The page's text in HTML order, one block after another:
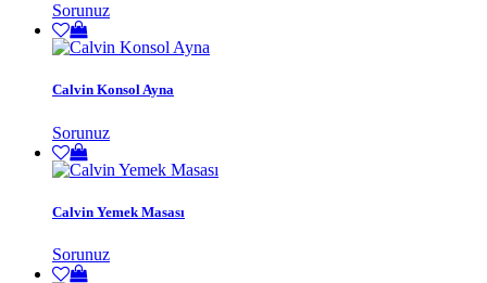
Sorunuz
Calvin Konsol Ayna
Sorunuz
Calvin Yemek Masası
Sorunuz